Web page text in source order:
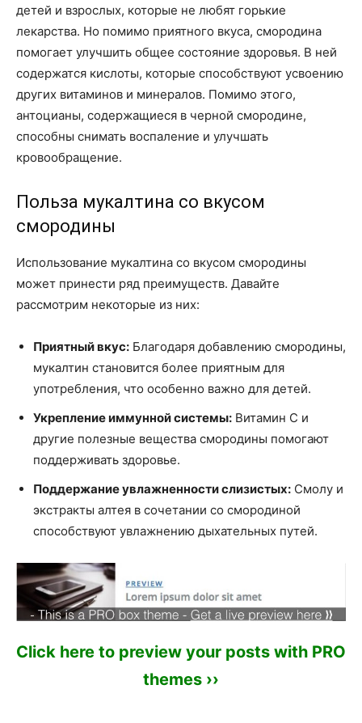
детей и взрослых, которые не любят горькие
лекарства. Но помимо приятного вкуса, смородина
помогает улучшить общее состояние здоровья. В ней
содержатся кислоты, которые способствуют усвоению
других витаминов и минералов. Помимо этого,
антоцианы, содержащиеся в черной смородине,
способны снимать воспаление и улучшать
кровообращение.
Польза мукалтина со вкусом
смородины
Использование мукалтина со вкусом смородины
может принести ряд преимуществ. Давайте
рассмотрим некоторые из них:
Приятный вкус: Благодаря добавлению смородины,
мукалтин становится более приятным для
употребления, что особенно важно для детей.
Укрепление иммунной системы: Витамин C и
другие полезные вещества смородины помогают
поддерживать здоровье.
Поддержание увлажненности слизистых: Смолу и
экстракты алтея в сочетании со смородиной
способствуют увлажнению дыхательных путей.
Click here to preview your posts with PRO
themes ››